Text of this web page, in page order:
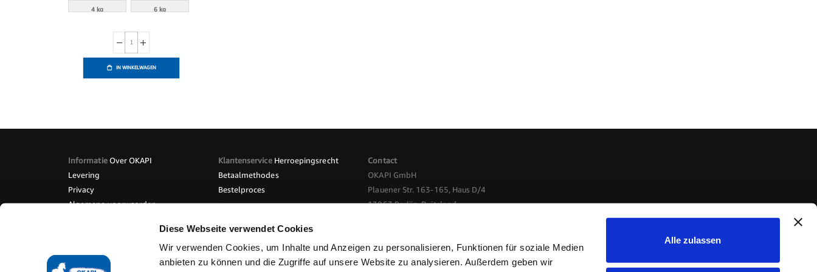
Diese Webseite verwendet Cookies
Wir verwenden Cookies, um Inhalte und Anzeigen zu personalisieren, Funktionen für soziale Medien
anbieten zu können und die Zugriffe auf unsere Website zu analysieren. Außerdem geben wir
Alle zulassen
4 kg
6 kg
IN WINKELWAGEN
Informatie Over OKAPI
Levering
Privacy
Algemene voorwaarden
Klantenservice Herroepingsrecht
Betaalmethodes
Bestelproces
Contact
OKAPI GmbH
Plauener Str. 163-165, Haus D/4
13053 Berlijn, Duitsland